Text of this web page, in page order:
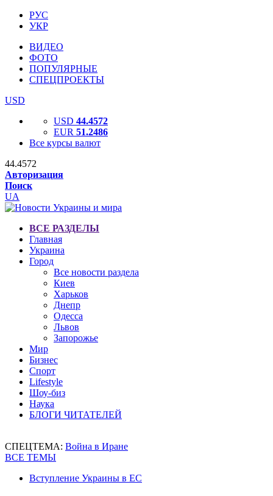
РУС
УКР
ВИДЕО
ФОТО
ПОПУЛЯРНЫЕ
СПЕЦПРОЕКТЫ
USD
USD 44.4572
EUR 51.2486
Все курсы валют
44.4572
Авторизация
Поиск
UA
ВСЕ РАЗДЕЛЫ
Главная
Украина
Город
Все новости раздела
Киев
Харьков
Днепр
Одесса
Львов
Запорожье
Мир
Бизнес
Спорт
Lifestyle
Шоу-биз
Наука
БЛОГИ ЧИТАТЕЛЕЙ
СПЕЦТЕМА: Война в Иране
ВСЕ ТЕМЫ
Вступление Украины в ЕС